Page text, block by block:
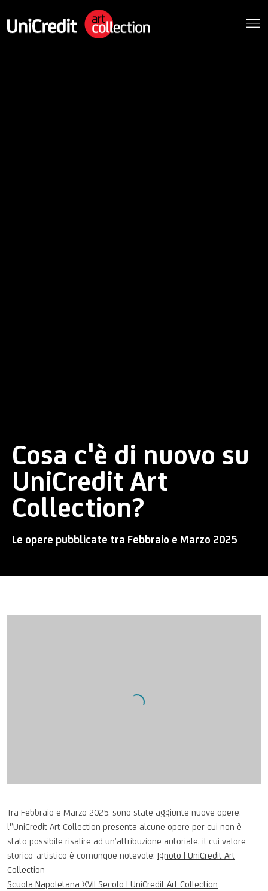
Cosa c'è di nuovo su
UniCredit Art
Collection?
Le opere pubblicate tra Febbraio e Marzo 2025
Tra Febbraio e Marzo 2025, sono state aggiunte nuove opere,
l'’UniCredit Art Collection presenta alcune opere per cui non è
stato possibile risalire ad un’attribuzione autoriale, il cui valore
storico-artistico è comunque notevole:Ignoto | UniCredit Art
Collection
Scuola Napoletana XVII Secolo | UniCredit Art Collection